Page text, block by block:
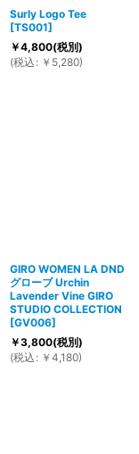
Surly Logo Tee
[TS001]
￥4,800(税別)
(税込 : ￥ 5,280)
GIRO WOMEN LA DND
グローブ Urchin
Lavender Vine GIRO
STUDIO COLLECTION
[GV006]
￥3,800(税別)
(税込 : ￥ 4,180)